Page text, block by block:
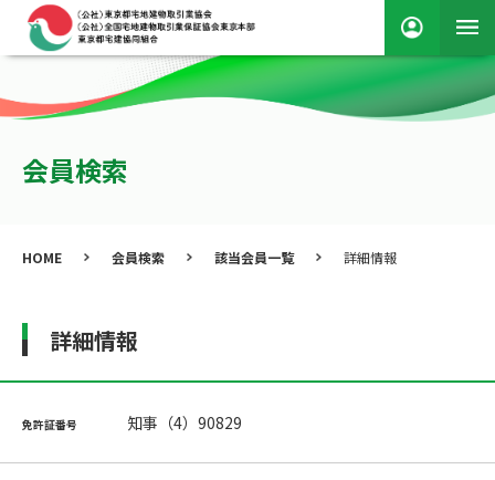
会員検索
HOME 会員検索 該当会員一覧 詳細情報
詳細情報
免許証番号 知事（4）90829